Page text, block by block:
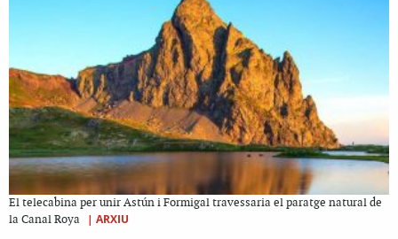
El telecabina per unir Astún i Formigal travessaria el paratge natural de
la Canal Roya
| ARXIU